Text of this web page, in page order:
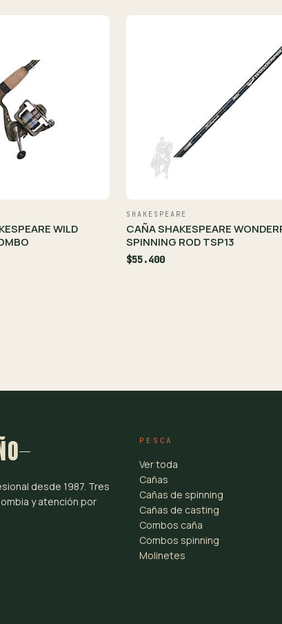
WILD
SHAKESPEARE
CAÑA SHAKESPEARE
SPINNING ROD TSP13
$55.400
desde 1987. Tres
y atención por
PESCA
Ver toda
Cañas
Cañas de spinning
Cañas de casting
Combos caña
Combos spinning
Molinetes